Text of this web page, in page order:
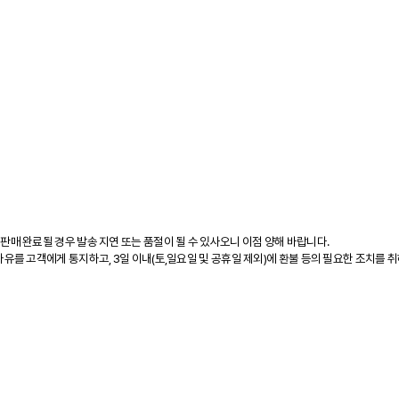
매 완료될 경우 발송 지연 또는 품절이 될 수 있사오니 이점 양해 바랍니다.
를 고객에게 통지하고, 3일 이내(토,일요일 및 공휴일 제외)에 환불 등의 필요한 조치를